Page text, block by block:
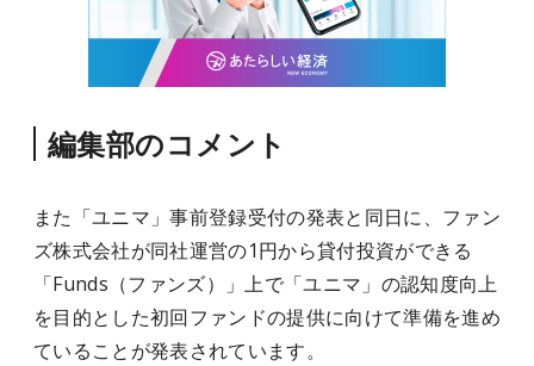
編集部のコメント
また「ユニマ」事前登録受付の発表と同日に、ファン
ズ株式会社が同社運営の1円から貸付投資ができる
「Funds（ファンズ）」上で「ユニマ」の認知度向上
を目的とした初回ファンドの提供に向けて準備を進め
ていることが発表されています。